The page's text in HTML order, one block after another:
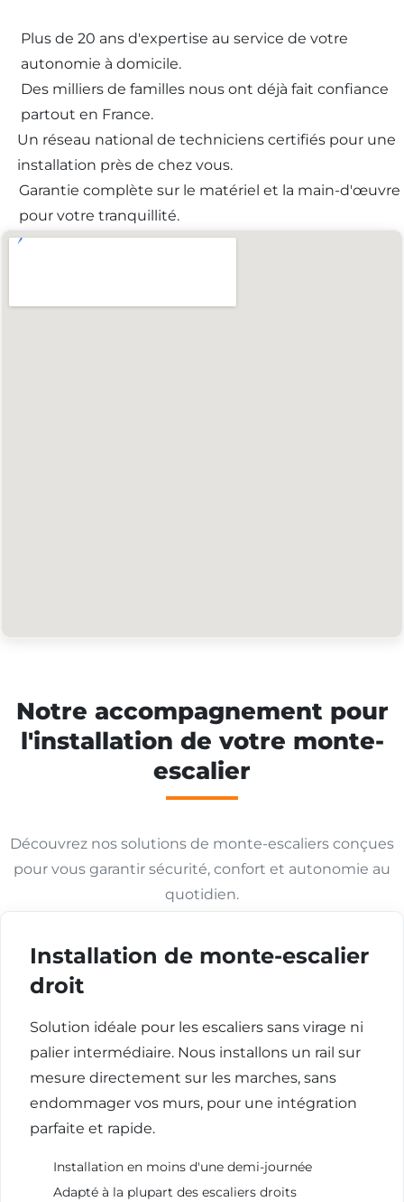
Plus de 20 ans d'expertise au service de votre
autonomie à domicile.
Des milliers de familles nous ont déjà fait confiance
partout en France.
Un réseau national de techniciens certifiés pour une
installation près de chez vous.
Garantie complète sur le matériel et la main-d'œuvre
pour votre tranquillité.
Notre accompagnement pour
l'installation de votre monte-
escalier
Découvrez nos solutions de monte-escaliers conçues
pour vous garantir sécurité, confort et autonomie au
quotidien.
Installation de monte-escalier
droit
Solution idéale pour les escaliers sans virage ni
palier intermédiaire. Nous installons un rail sur
mesure directement sur les marches, sans
endommager vos murs, pour une intégration
parfaite et rapide.
Installation en moins d'une demi-journée
Adapté à la plupart des escaliers droits